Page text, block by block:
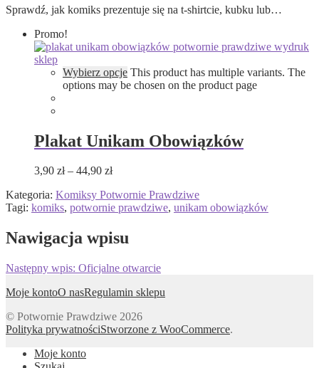
Sprawdź, jak komiks prezentuje się na t-shirtcie, kubku lub…
Promo!
Wybierz opcje This product has multiple variants. The
options may be chosen on the product page
Plakat Unikam Obowiązków
3,90 zł– 44,90 zł
Kategoria: Komiksy Potwornie Prawdziwe
Tagi: komiks, potwornie prawdziwe, unikam obowiązków
Nawigacja wpisu
Następny wpis: Oficjalne otwarcie
Moje kontoO nasRegulamin sklepu
© Potwornie Prawdziwe 2026
Polityka prywatnościStworzone z WooCommerce.
Moje konto